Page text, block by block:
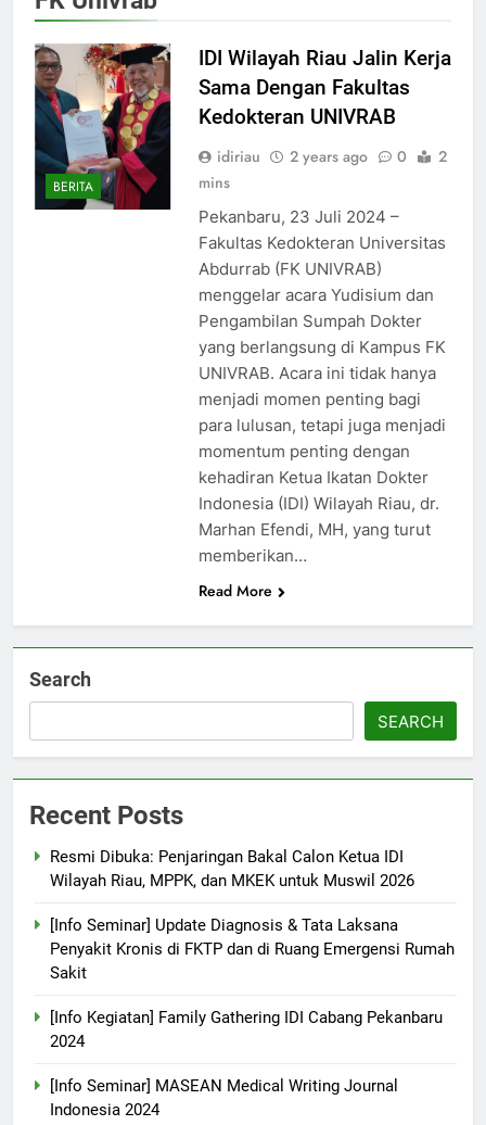
BERITA
IDI Wilayah Riau Jalin Kerja
Sama Dengan Fakultas
Kedokteran UNIVRAB
idiriau 2 years ago 0
2
mins
Pekanbaru, 23 Juli 2024 –
Fakultas Kedokteran Universitas
Abdurrab (FK UNIVRAB)
menggelar acara Yudisium dan
Pengambilan Sumpah Dokter
yang berlangsung di Kampus FK
UNIVRAB. Acara ini tidak hanya
menjadi momen penting bagi
para lulusan, tetapi juga menjadi
momentum penting dengan
kehadiran Ketua Ikatan Dokter
Indonesia (IDI) Wilayah Riau, dr.
Marhan Efendi, MH, yang turut
memberikan…
Read More
Search
SEARCH
Recent Posts
Resmi Dibuka: Penjaringan Bakal Calon Ketua IDI
Wilayah Riau, MPPK, dan MKEK untuk Muswil 2026
[Info Seminar] Update Diagnosis & Tata Laksana
Penyakit Kronis di FKTP dan di Ruang Emergensi Rumah
Sakit
[Info Kegiatan] Family Gathering IDI Cabang Pekanbaru
2024
[Info Seminar] MASEAN Medical Writing Journal
Indonesia 2024